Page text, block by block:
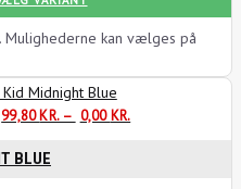
kan vælges på
99,80KR. – 0,00 KR.
BLUE